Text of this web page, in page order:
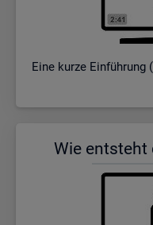
Eine kurze Ein­füh­rung
Wie ent­steht